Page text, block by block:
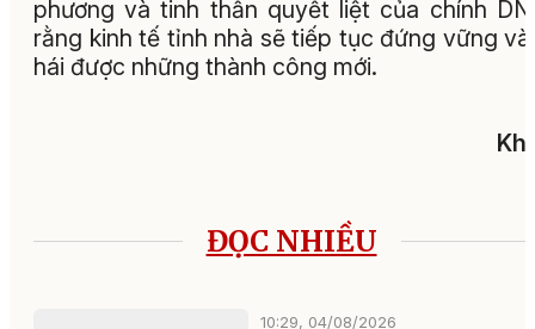
phương và tinh thần quyết liệt của chính
rằng kinh tế tỉnh nhà sẽ tiếp tục đứng vững
hái được những thành công mới.
ĐỌC NHIỀU
10:29, 04/08/2026